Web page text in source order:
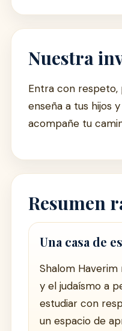
Nuestra
Entra con respeto,
enseña a tus hijos
acompañe tu
Resumen
Una casa de
Shalom
y el judaísmo a
estudiar con
un espacio de